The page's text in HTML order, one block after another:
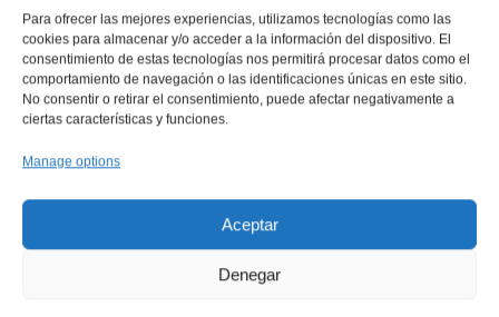
Para ofrecer las mejores experiencias, utilizamos tecnologías como las
cookies para almacenar y/o acceder a la información del dispositivo. El
consentimiento de estas tecnologías nos permitirá procesar datos como el
comportamiento de navegación o las identificaciones únicas en este sitio.
No consentir o retirar el consentimiento, puede afectar negativamente a
ciertas características y funciones.
Manage options
Aceptar
Denegar
More
★★★★★ Hace 2 meses
●●